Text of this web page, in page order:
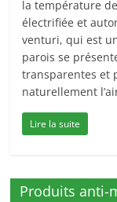
la température
électrifiée et
venturi, qui est
parois se
transparentes et
naturellement
Lire la suite
Produits anti-